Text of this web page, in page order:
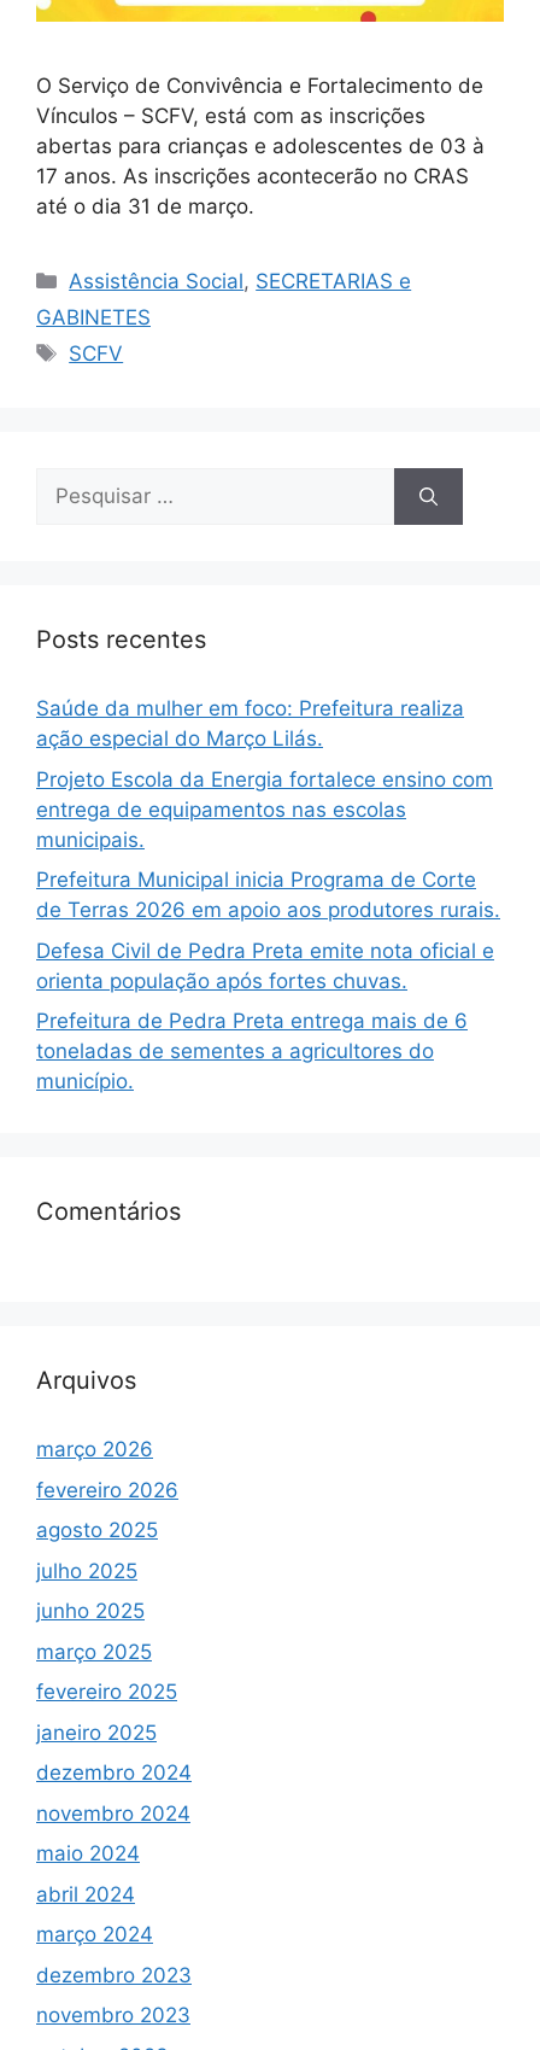
O Serviço de Convivência e Fortalecimento de
Vínculos – SCFV, está com as inscrições
abertas para crianças e adolescentes de 03 à
17 anos. As inscrições acontecerão no CRAS
até o dia 31 de março.
Assistência Social, SECRETARIAS e
GABINETES
SCFV
Posts recentes
Saúde da mulher em foco: Prefeitura realiza
ação especial do Março Lilás.
Projeto Escola da Energia fortalece ensino com
entrega de equipamentos nas escolas
municipais.
Prefeitura Municipal inicia Programa de Corte
de Terras 2026 em apoio aos produtores rurais.
Defesa Civil de Pedra Preta emite nota oficial e
orienta população após fortes chuvas.
Prefeitura de Pedra Preta entrega mais de 6
toneladas de sementes a agricultores do
município.
Comentários
Arquivos
março 2026
fevereiro 2026
agosto 2025
julho 2025
junho 2025
março 2025
fevereiro 2025
janeiro 2025
dezembro 2024
novembro 2024
maio 2024
abril 2024
março 2024
dezembro 2023
novembro 2023